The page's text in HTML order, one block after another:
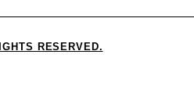
RESERVED.